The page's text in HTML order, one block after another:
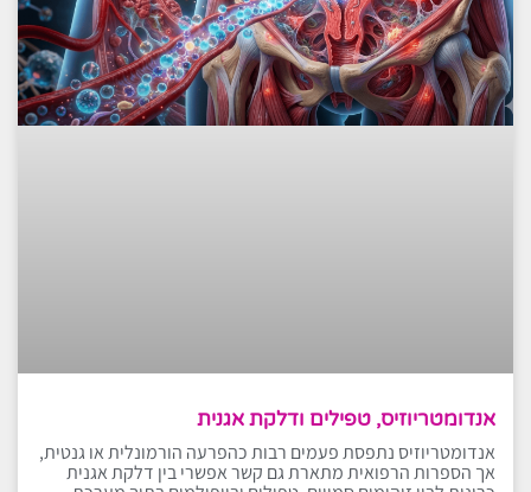
אנדומטריוזיס, טפילים ודלקת אגנית
אנדומטריוזיס נתפסת פעמים רבות כהפרעה הורמונלית או גנטית,
אך הספרות הרפואית מתארת גם קשר אפשרי בין דלקת אגנית